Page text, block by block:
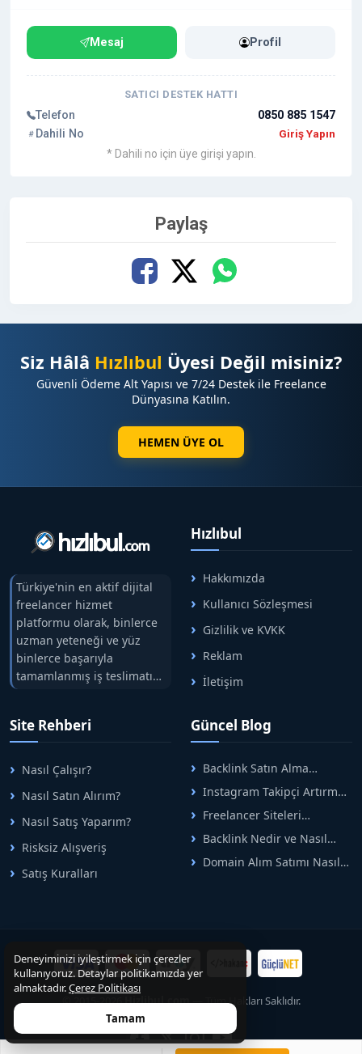
Mesaj Profil
SATICI DESTEK HATTI
Telefon
0850 885 1547
Dahili No
Giriş Yapın
* Dahili no için üye girişi yapın.
Paylaş
Siz Hâlâ Hızlıbul Üyesi Değil misiniz?
Güvenli Ödeme Alt Yapısı ve 7/24 Destek ile Freelance
Dünyasına Katılın.
HEMEN ÜYE OL
Türkiye'nin en aktif dijital
freelancer hizmet
platformu olarak, binlerce
uzman yeteneği ve yüz
binlerce başarıyla
tamamlanmış iş teslimatını
tek çatıda buluşturuyoruz.
arasındaki süreci risksiz
alışveriş sistemi ile koruyan
ticaretin güvenli
adreslerinden birisidir.
Hızlıbul
Hakkımızda
Kullanıcı Sözleşmesi
Gizlilik ve KVKK
Reklam
İletişim
Site Rehberi
Nasıl Çalışır?
Nasıl Satın Alırım?
Nasıl Satış Yaparım?
Risksiz Alışveriş
Satış Kuralları
Güncel Blog
Backlink Satın Alma
Rehberi: Güvenli SEO İçin
Doğru Adımlar
Instagram Takipçi Artırma
Yöntemleri: Organik Büyüme
Rehberi
Freelancer Siteleri
Arasında Doğru Seçim Nasıl
Yapılır
Backlink Nedir ve Nasıl
Alınır? Etkili Yöntemler
Domain Alım Satımı Nasıl
© 2015-2026Hizlibul.com— Tüm Hakları Saklıdır.
Deneyiminizi iyileştirmek için çerezler
kullanıyoruz. Detaylar politikamızda yer
almaktadır.Çerez Politikası
Tamam